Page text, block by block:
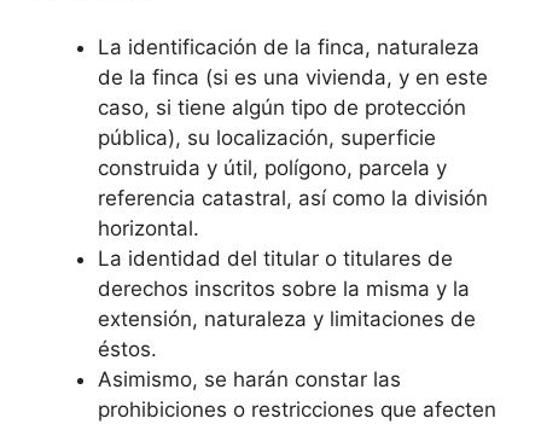
La identificación de la finca, naturaleza
de la finca (si es una vivienda, y en este
caso, si tiene algún tipo de protección
pública), su localización, superficie
construida y útil, polígono, parcela y
referencia catastral, así como la división
horizontal.
La identidad del titular o titulares de
derechos inscritos sobre la misma y la
extensión, naturaleza y limitaciones de
éstos.
Asimismo, se harán constar las
prohibiciones o restricciones que afecten